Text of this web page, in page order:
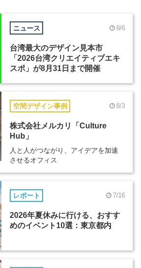
ニュース 8/6
台湾最大のデザイン見本市
「2026台湾クリエイティブエキ
スポ」が8月31日まで開催
空間デザイン事例 8/3
株式会社メルカリ「Culture
Hub」
人と人がつながり、アイデアを加速
させるオフィス
レポート 7/16
2026年夏休みに行ける、おすす
めのイベント10選：東京都内